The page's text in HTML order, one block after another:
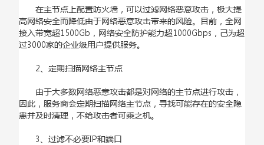
在主节点上配置防火墙，可以过滤网络恶意攻击，极大提
高网络安全而降低由于网络恶意攻击带来的风险。目前，全网
接入带宽超1500Gb，网络安全防护能力超1000Gbps，己为超
过3000家的企业级用户提供服务。
2、定期扫描网络主节点
由于大多数网络恶意攻击都是对网络的主节点进行攻击，
因此，服务商会定期扫描网络主节点，寻找可能存在的安全隐
患并及时清理，不给攻击者可乘之机。
3、过滤不必要IP和端口